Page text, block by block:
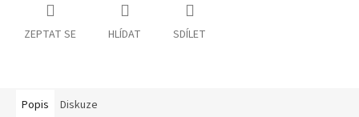
ZEPTAT SE HLÍDAT SDÍLET
Popis Diskuze